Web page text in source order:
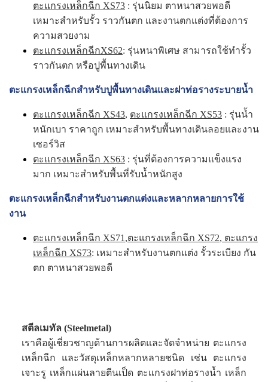
ตะแกรงเหล็กฉีก XS73 : รุ่นนิยม ตาหนาสวยพอดี
เหมาะสำหรับรั้ว ราวกันตก และงานตกแต่งที่ต้องการ
ความสวยงาม
ตะแกรงเหล็กฉีกXS62: รุ่นหนาพิเศษ สามารถใช้ทำรั้ว
ราวกันตก หรือปูพื้นทางเดิน
ตะแกรงเหล็กฉีกสำหรับปูพื้นทางเดินและฝาท่อรางระบายน้ำ
ตะแกรงเหล็กฉีก XS43, ตะแกรงเหล็กฉีก XS53 : รุ่นน้ำ
หนักเบา ราคาถูก เหมาะสำหรับพื้นทางเดินลอยและงาน
เซอร์วิส
ตะแกรงเหล็กฉีก XS63 : รุ่นที่ต้องการความแข็งแรง
มาก เหมาะสำหรับพื้นที่รับน้ำหนักสูง
ตะแกรงเหล็กฉีกสำหรับงานตกแต่งและหลากหลายการใช้
งาน
ตะแกรงเหล็กฉีก XS71 ,ตะแกรงเหล็กฉีก XS72, ตะแกรง
เหล็กฉีก XS73: เหมาะสำหรับงานตกแต่ง รั้วระเบียง กัน
ตก ตาหนาสวยพอดี
สตีลเมทัล (Steelmetal)
เราคือผู้เชี่ยวชาญด้านการผลิตและจัดจำหน่าย ตะแกรง
เหล็กฉีก และวัสดุเหล็กหลากหลายชนิด เช่น ตะแกรง
เจาะรู เหล็กแผ่นลายตีนเป็ด ตะแกรงฝาท่อรางน้ำ เหล็ก